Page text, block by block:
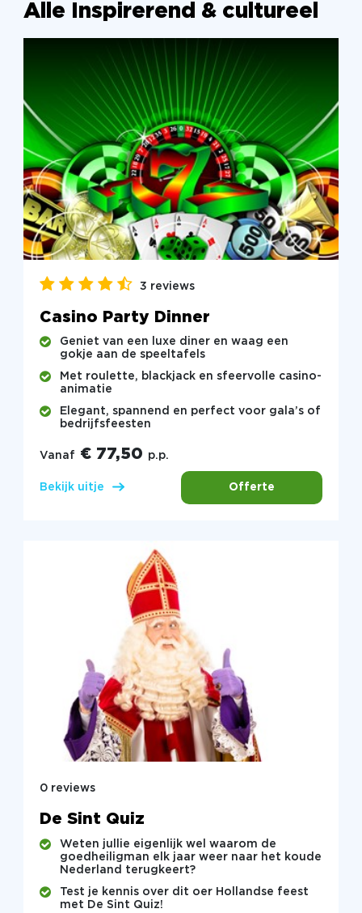
Alle Inspirerend & cultureel
3 reviews
Casino Party Dinner
Geniet van een luxe diner en waag een
gokje aan de speeltafels
Met roulette, blackjack en sfeervolle casino-
animatie
Elegant, spannend en perfect voor gala’s of
bedrijfsfeesten
Vanaf € 77,50 p.p.
Bekijk uitje Offerte
0 reviews
De Sint Quiz
Weten jullie eigenlijk wel waarom de
goedheiligman elk jaar weer naar het koude
Nederland terugkeert?
Test je kennis over dit oer Hollandse feest
met De Sint Quiz!